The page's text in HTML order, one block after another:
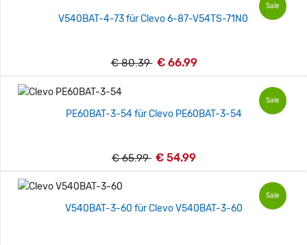
Sale
V540BAT-4-73 für Clevo 6-87-V54TS-71N0
€ 80.39 € 66.99
Sale
PE60BAT-3-54 für Clevo PE60BAT-3-54
€ 65.99 € 54.99
Sale
V540BAT-3-60 für Clevo V540BAT-3-60